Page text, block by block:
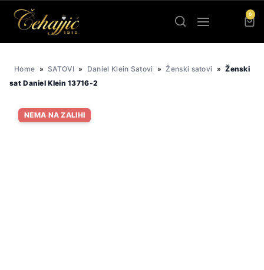
0
Home » SATOVI » Daniel Klein Satovi » Ženski satovi » Ženski
sat Daniel Klein 13716-2
NEMA NA ZALIHI